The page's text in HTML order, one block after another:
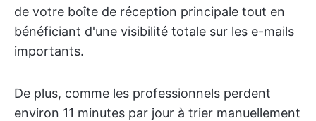
de votre boîte de réception principale tout en
bénéficiant d'une visibilité totale sur les e-mails
importants.
De plus, comme les professionnels perdent
environ 11 minutes par jour à trier manuellement